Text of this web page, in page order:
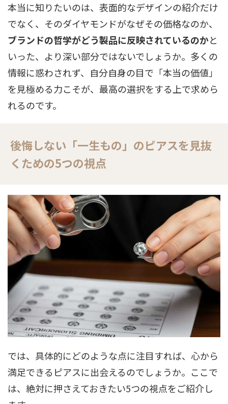
本当に知りたいのは、表面的なデザインの紹介だけ
でなく、そのダイヤモンドがなぜその価格なのか、
ブランドの哲学がどう製品に反映されているのかと
いった、より深い部分ではないでしょうか。多くの
情報に惑わされず、自分自身の目で「本当の価値」
を見極める力こそが、最高の選択をする上で求めら
れるのです。
後悔しない「一生もの」のピアスを見抜
くための5つの視点
では、具体的にどのような点に注目すれば、心から
満足できるピアスに出会えるのでしょうか。ここで
は、絶対に押さえておきたい5つの視点をご紹介し